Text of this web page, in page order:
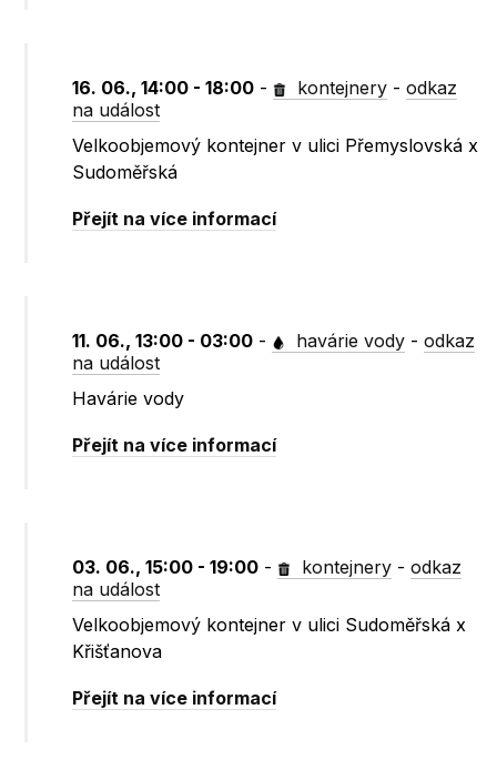
16. 06., 14:00 - 18:00 - kontejnery -odkaz
na událost
Velkoobjemový kontejner v ulici Přemyslovská x
Sudoměřská
Přejít na více informací
11. 06., 13:00 - 03:00 - havárie vody -odkaz
na událost
Havárie vody
Přejít na více informací
03. 06., 15:00 - 19:00 - kontejnery -odkaz
na událost
Velkoobjemový kontejner v ulici Sudoměřská x
Křišťanova
Přejít na více informací